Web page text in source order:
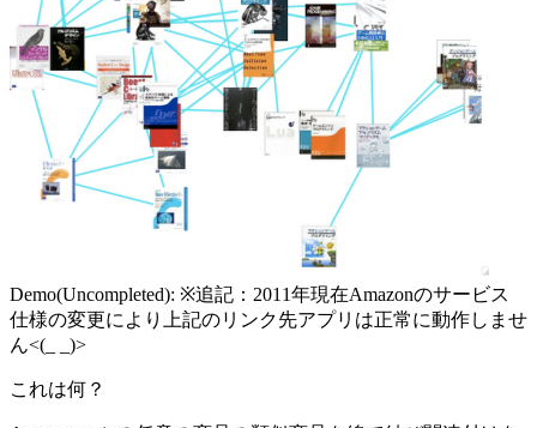
Demo(Uncompleted): ※追記：2011年現在Amazonのサービス
仕様の変更により上記のリンク先アプリは正常に動作しませ
ん<(_ _)>
これは何？